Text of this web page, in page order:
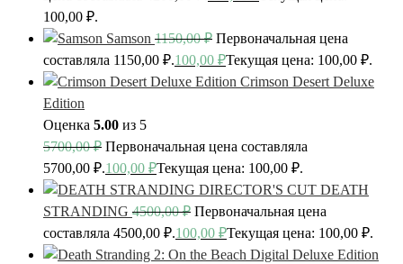
100,00 ₽.
Samson 1150,00₽ Первоначальная цена
составляла 1150,00 ₽.100,00 ₽Текущая цена: 100,00 ₽.
Crimson Desert Deluxe
Edition
Оценка 5.00 из 5
5700,00₽ Первоначальная цена составляла
5700,00 ₽.100,00 ₽Текущая цена: 100,00 ₽.
DEATH
STRANDING 4500,00₽ Первоначальная цена
составляла 4500,00 ₽.100,00 ₽Текущая цена: 100,00 ₽.